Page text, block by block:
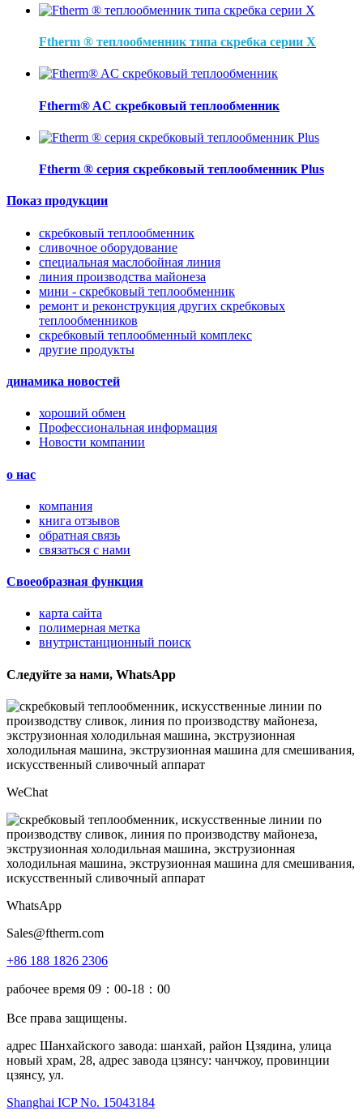
Ftherm ® теплообменник типа скребка серии Х
Ftherm® AC скребковый теплообменник
Ftherm ® серия скребковый теплообменник Plus
Показ продукции
скребковый теплообменник
сливочное оборудование
специальная маслобойная линия
линия производства майонеза
мини - скребковый теплообменник
ремонт и реконструкция других скребковых
теплообменников
скребковый теплообменный комплекс
другие продукты
динамика новостей
хороший обмен
Профессиональная информация
Новости компании
о нас
компания
книга отзывов
обратная связь
связаться с нами
Своеобразная функция
карта сайта
полимерная метка
внутристанционный поиск
Следуйте за нами, WhatsApp
WeChat
WhatsApp
Sales@ftherm.com
+86 188 1826 2306
рабочее время 09：00-18：00
Все права защищены.
адрес Шанхайского завода: шанхай, район Цзядина, улица
новый храм, 28, адрес завода цзянсу: чанчжоу, провинции
цзянсу, ул.
Shanghai ICP No. 15043184